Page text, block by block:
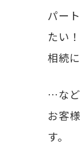
パー
たい！
相続
…など
お客
す。